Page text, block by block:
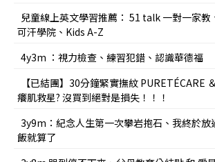
兒童線上英文學習推薦： 51 talk 一對一家
可汗學院、Kids A-Z
4y3m ：視力檢查、練習犯錯、認識華德福
【已結團】30分鐘緊實撫紋 PURETÉCARE
癢肌救星? 沒買到絕對是損失！！！
3y9m：紀念人生第一次攀岩抱石、我終於放
飯就算了